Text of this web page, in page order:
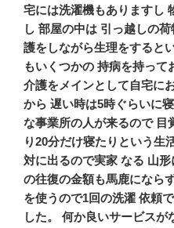
ー
シ
ョ
ン
宅には洗濯機もありますし
し 部屋の中は 引っ越しの
護をしながら生理をすると
もいくつかの 持病を持っ
介護をメインとして自宅に
から 遅い時は5時ぐらいに
な事業所の人が来るので 目
り20分だけ寝たりという生
対に出るので実家 なる 山
の往復の金額も馬鹿になら
を使うので1回の洗濯 依頼
した。 何か良いサービス